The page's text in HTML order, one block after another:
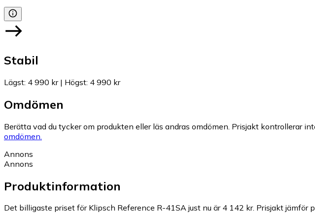
Stabil
Lägst: 4 990 kr| Högst: 4 990 kr
Omdömen
Berätta vad du tycker om produkten eller läs andras omdömen. Prisjakt kontrollerar
omdömen.
Annons
Annons
Produktinformation
Det billigaste priset för Klipsch Reference R-41SA just nu är 4 142 kr. Prisjakt jämför